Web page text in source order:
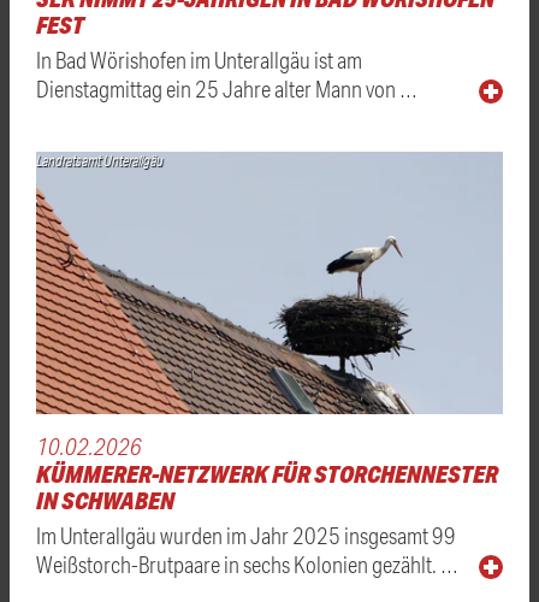
FEST
In Bad Wörishofen im Unterallgäu ist am
Dienstagmittag ein 25 Jahre alter Mann von …
Landratsamt Unterallgäu
10.02.2026
KÜMMERER-NETZWERK FÜR STORCHENNESTER
IN SCHWABEN
Im Unterallgäu wurden im Jahr 2025 insgesamt 99
Weißstorch-Brutpaare in sechs Kolonien gezählt. …